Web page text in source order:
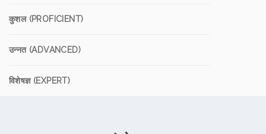
कुशल (PROFICIENT)
उन्नत (ADVANCED)
विशेषज्ञ (EXPERT)